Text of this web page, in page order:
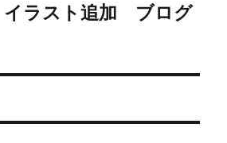
ラスト追加 ブログ